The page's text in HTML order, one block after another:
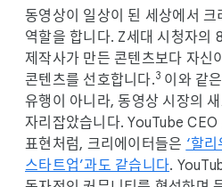
동영상이 일상이 된 세상에서
역할을 합니다. Z세대 시청자의
제작사가 만든 콘텐츠보다 자신
콘텐츠를 선호합니다.3 이와 같
유행이 아니라, 동영상 시장의
자리잡았습니다. YouTube
표현처럼, 크리에이터들은 ‘할
스타트업’과도 같습니다.